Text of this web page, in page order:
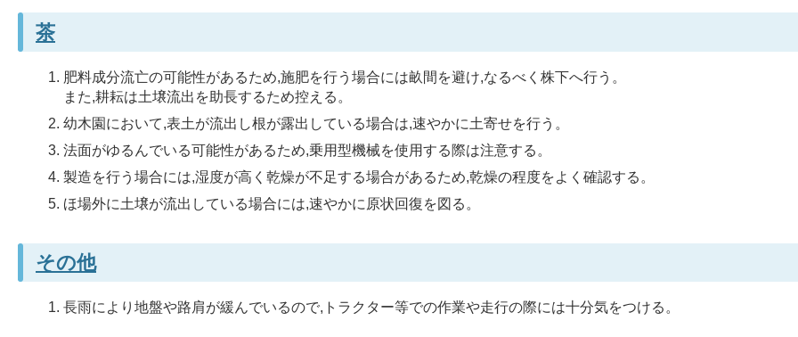
茶
肥料成分流亡の可能性があるため,施肥を行う場合には畝間を避け,なるべく株下へ行う。
また,耕耘は土壌流出を助長するため控える。
幼木園において,表土が流出し根が露出している場合は,速やかに土寄せを行う。
法面がゆるんでいる可能性があるため,乗用型機械を使用する際は注意する。
製造を行う場合には,湿度が高く乾燥が不足する場合があるため,乾燥の程度をよく確認する。
ほ場外に土壌が流出している場合には,速やかに原状回復を図る。
その他
長雨により地盤や路肩が緩んでいるので,トラクター等での作業や走行の際には十分気をつける。